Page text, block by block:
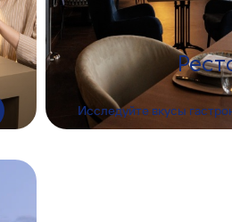
Исследуйте вкусы